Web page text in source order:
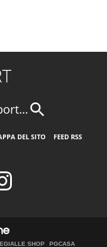
DEL SITO
FEED RSS
SHOP PGCASA